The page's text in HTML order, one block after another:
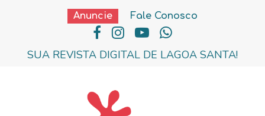
Anuncie Fale Conosco
SUA REVISTA DIGITAL DE LAGOA SANTA!